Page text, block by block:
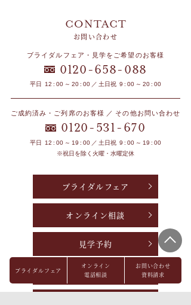
お問い合わせ
ブライダルフェア・見学をご希望のお客様
0120 -658- 088
平日 12 : 00 ～ 20 : 00 ／ 土日祝 9 : 00 ～ 20 : 00
ご成約済み・ご列席のお客様 ／ その他お問い合わせ
0120 - 531 - 670
平日 12 : 00 ～ 19 : 00 ／ 土日祝 9 : 00 ～ 19 : 00
※祝日を除く火曜・水曜定休
ブライダルフェア
オンライン相談
見学予約
資料請求
ブライダルフェア
オンライン
電話相談
お問い合わせ
資料請求